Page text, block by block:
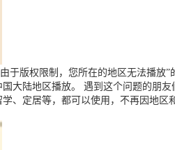
版权限制，您所在的地区无法播放
大陆地区播放。 遇到这个问题的朋
、定居等，都可以使用，不再因地区